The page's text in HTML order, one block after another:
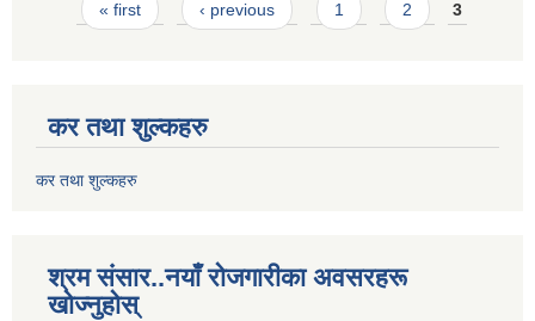
Pages
« first ‹ previous 1 2 3
कर तथा शुल्कहरु
कर तथा शुल्कहरु
श्रम संसार..नयाँ रोजगारीका अवसरहरू
खोज्नुहोस्